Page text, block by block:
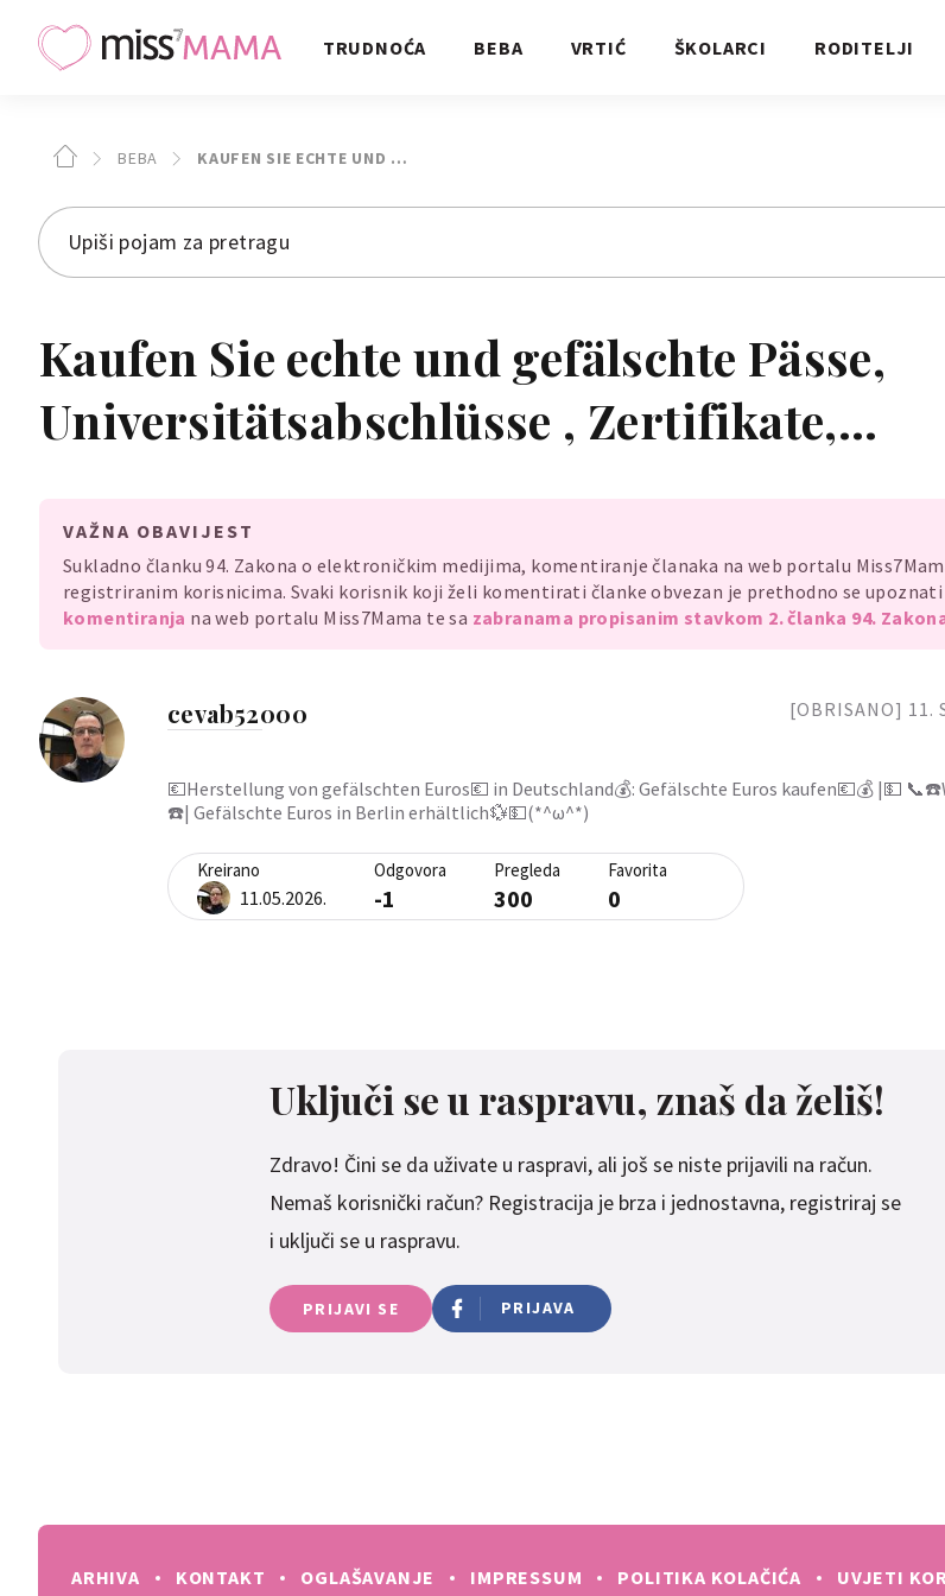
TRUDNOĆA BEBA VRTIĆ ŠKOLARCI RODITELJI
BEBA KAUFEN SIE ECHTE UND …
Kaufen Sie echte und gefälschte Pässe,
Universitätsabschlüsse , Zertifikate,
Aufenthaltsgenehmigungen.
WhatsApp: +14137589837
VAŽNA OBAVIJEST
Sukladno članku 94. Zakona o elektroničkim medijima, komentiranje članaka na web portalu
registriranim korisnicima. Svaki korisnik koji želi komentirati članke obvezan je prethodno se upoznati
komentiranja na web portalu Miss7Mama te sa zabranama propisanim stavkom 2. članka 94.
cevab52000 [OBRISANO] 11.
Kreirano
11.05.2026.
Odgovora
-1
Pregleda
300
Favorita
0
💶Herstellung von gefälschten Euros💶 in Deutschland💰: Gefälschte Euros kaufen💶💰 |💵
☎️| Gefälschte Euros in Berlin erhältlich💱💵(*^ω^*)
Uključi se u raspravu, znaš da želiš!
Zdravo! Čini se da uživate u raspravi, ali još se niste prijavili na račun.
Nemaš korisnički račun? Registracija je brza i jednostavna, registriraj se
i uključi se u raspravu.
PRIJAVI SE PRIJAVA
ARHIVA KONTAKT OGLAŠAVANJE IMPRESSUM POLITIKA KOLAČIĆA UVJETI